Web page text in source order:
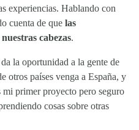
experiencias. Hablando con
cuenta de que las
cabezas.
la oportunidad a la gente de
otros países venga a España, y
primer proyecto pero seguro
cosas sobre otras